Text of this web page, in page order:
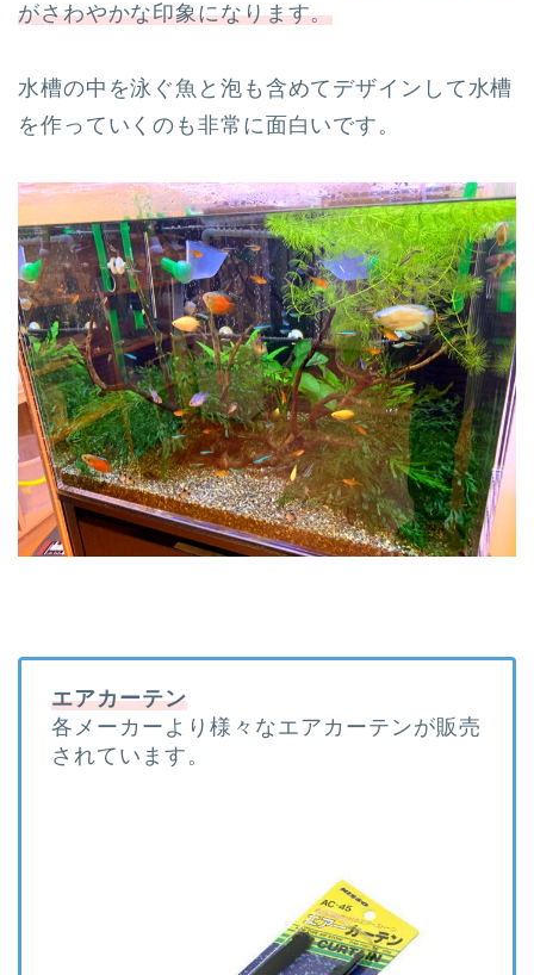
がさわやかな印象になります。
水槽の中を泳ぐ魚と泡も含めてデザインして水槽
を作っていくのも非常に面白いです。
エアカーテン
各メーカーより様々なエアカーテンが販売
されています。